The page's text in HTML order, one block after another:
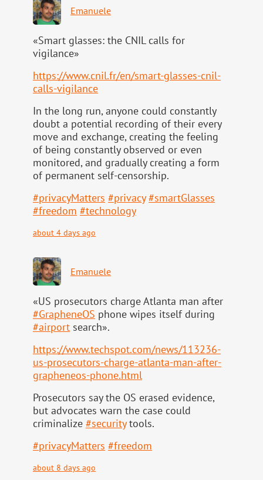
Emanuele
«Smart glasses: the CNIL calls for
vigilance»
https://www.cnil.fr/en/smart-glasses-cnil-
calls-vigilance
In the long run, anyone could constantly
doubt a potential recording of their every
move and exchange, creating the feeling
of being constantly observed or even
monitored, and gradually creating a form
of permanent self-censorship.
#privacyMatters #privacy #smartGlasses
#freedom #technology
about 4 days ago
Emanuele
«US prosecutors charge Atlanta man after
#GrapheneOS phone wipes itself during
#airport search».
https://www.techspot.com/news/113236-
us-prosecutors-charge-atlanta-man-after-
grapheneos-phone.html
Prosecutors say the OS erased evidence,
but advocates warn the case could
criminalize #securitytools.
#privacyMatters #freedom
about 8 days ago